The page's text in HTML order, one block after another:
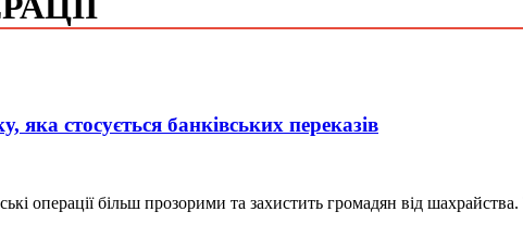
яка стосується банківських переказів
операції більш прозорими та захистить громадян від